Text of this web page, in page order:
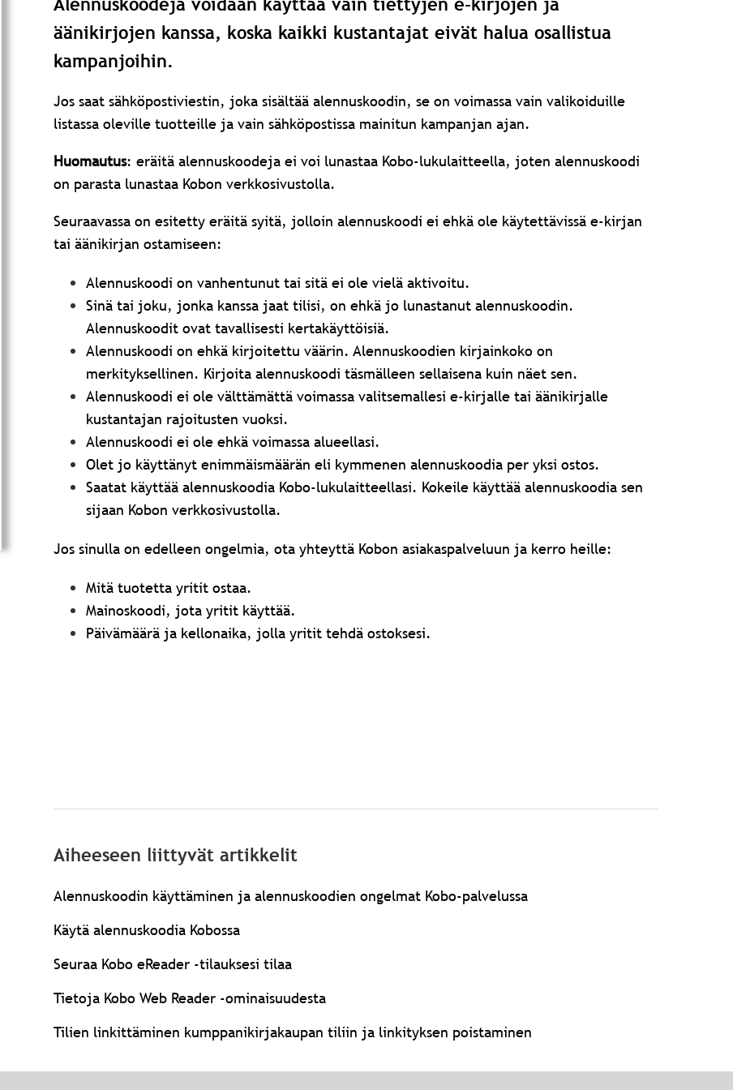
Alennuskoodeja voidaan käyttää vain tiettyjen e-kirjojen ja
äänikirjojen kanssa, koska kaikki kustantajat eivät halua osallistua
kampanjoihin.
Jos saat sähköpostiviestin, joka sisältää alennuskoodin, se on voimassa vain valikoiduille
listassa oleville tuotteille ja vain sähköpostissa mainitun kampanjan ajan.
Huomautus: eräitä alennuskoodeja ei voi lunastaa Kobo-lukulaitteella, joten alennuskoodi
on parasta lunastaa Kobon verkkosivustolla.
Seuraavassa on esitetty eräitä syitä, jolloin alennuskoodi ei ehkä ole käytettävissä e-kirjan
tai äänikirjan ostamiseen:
Alennuskoodi on vanhentunut tai sitä ei ole vielä aktivoitu.
Sinä tai joku, jonka kanssa jaat tilisi, on ehkä jo lunastanut alennuskoodin.
Alennuskoodit ovat tavallisesti kertakäyttöisiä.
Alennuskoodi on ehkä kirjoitettu väärin. Alennuskoodien kirjainkoko on
merkityksellinen. Kirjoita alennuskoodi täsmälleen sellaisena kuin näet sen.
Alennuskoodi ei ole välttämättä voimassa valitsemallesi e-kirjalle tai äänikirjalle
kustantajan rajoitusten vuoksi.
Alennuskoodi ei ole ehkä voimassa alueellasi.
Olet jo käyttänyt enimmäismäärän eli kymmenen alennuskoodia per yksi ostos.
Saatat käyttää alennuskoodia Kobo-lukulaitteellasi. Kokeile käyttää alennuskoodia sen
sijaan Kobon verkkosivustolla.
Jos sinulla on edelleen ongelmia, ota yhteyttä Kobon asiakaspalveluun ja kerro heille:
Mitä tuotetta yritit ostaa.
Mainoskoodi, jota yritit käyttää.
Päivämäärä ja kellonaika, jolla yritit tehdä ostoksesi.
Aiheeseen liittyvät artikkelit
Alennuskoodin käyttäminen ja alennuskoodien ongelmat Kobo-palvelussa
Käytä alennuskoodia Kobossa
Seuraa Kobo eReader -tilauksesi tilaa
Tietoja Kobo Web Reader -ominaisuudesta
Tilien linkittäminen kumppanikirjakaupan tiliin ja linkityksen poistaminen